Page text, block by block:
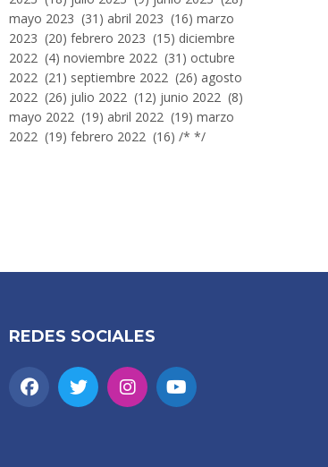
mayo 2023 (31) abril 2023 (16) marzo
2023 (20) febrero 2023 (15) diciembre
2022 (4) noviembre 2022 (31) octubre
2022 (21) septiembre 2022 (26) agosto
2022 (26) julio 2022 (12) junio 2022 (8)
mayo 2022 (19) abril 2022 (19) marzo
2022 (19) febrero 2022 (16) /* */
REDES SOCIALES